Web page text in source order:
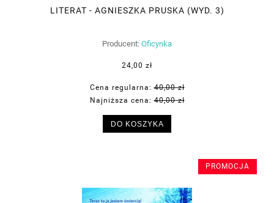
LITERAT - AGNIESZKA PRUSKA (WYD. 3)
Producent: Oficynka
24,00 zł
Cena regularna:40,00 zł
Najniższa cena:40,00 zł
DO KOSZYKA
PROMOCJA